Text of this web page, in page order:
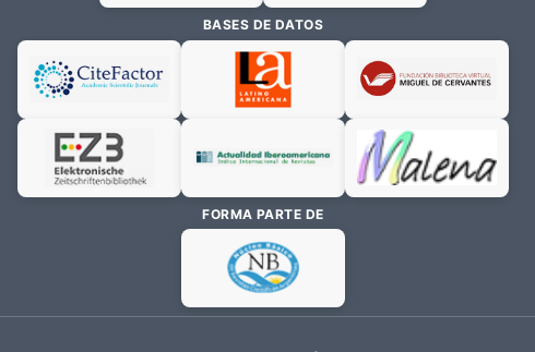
BASES DE DATOS
FORMA PARTE DE